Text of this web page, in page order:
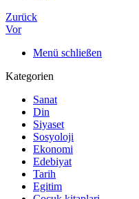
Zurück
Vor
Menü schließen
Kategorien
Sanat
Din
Siyaset
Sosyoloji
Ekonomi
Edebiyat
Tarih
Egitim